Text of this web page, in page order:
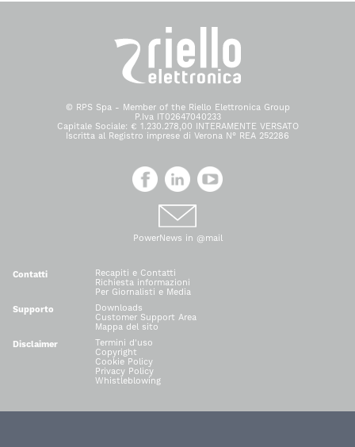
© RPS Spa - Member of the Riello Elettronica Group
P.Iva IT02647040233
Capitale Sociale: € 1.230.278,00 INTERAMENTE VERSATO
Iscritta al Registro imprese di Verona N° REA 252286
PowerNews in @mail
Contatti
Recapiti e Contatti
Richiesta informazioni
Per Giornalisti e Media
Supporto
Downloads
Customer Support Area
Mappa del sito
Disclaimer
Termini d'uso
Copyright
Cookie Policy
Privacy Policy
Whistleblowing